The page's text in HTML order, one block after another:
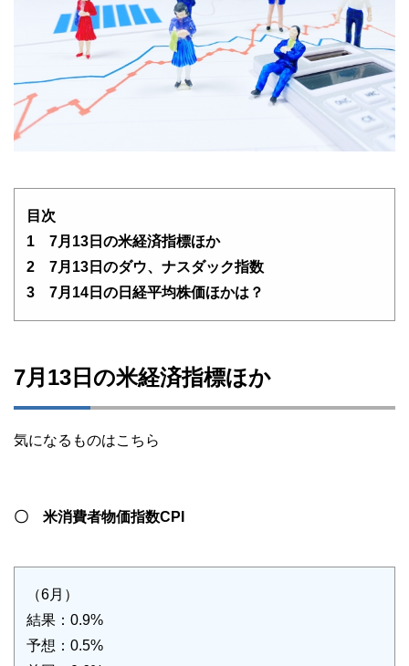
目次
1 7月13日の米経済指標ほか
2 7月13日のダウ、ナスダック指数
3 7月14日の日経平均株価ほかは？
7月13日の米経済指標ほか
気になるものはこちら
〇 米消費者物価指数CPI
（6月）
結果：0.9%
予想：0.5%